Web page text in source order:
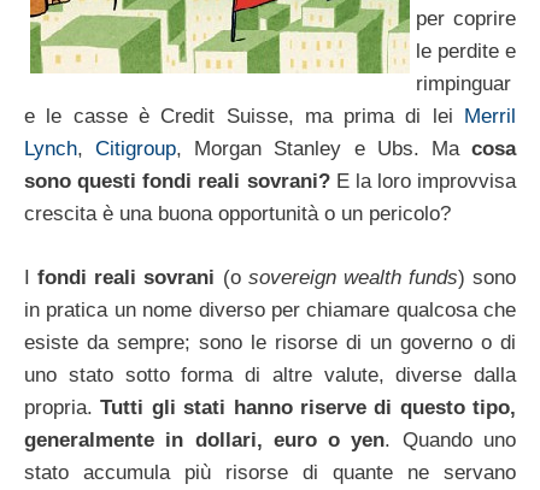
per coprire
le perdite e
rimpinguar
e le casse è Credit Suisse, ma prima di lei
Merril
Lynch,Citigroup, Morgan Stanley e Ubs. Macosa
sono questi fondi reali sovrani?E la loro improvvisa
crescita è una buona opportunità o un pericolo?
Ifondi reali sovrani (o sovereign wealth funds) sono
in pratica un nome diverso per chiamare qualcosa che
esiste da sempre; sono le risorse di un governo o di
uno stato sotto forma di altre valute, diverse dalla
propria.Tutti gli stati hanno riserve di questo tipo,
generalmente in dollari, euro o yen. Quando uno
stato accumula più risorse di quante ne servano